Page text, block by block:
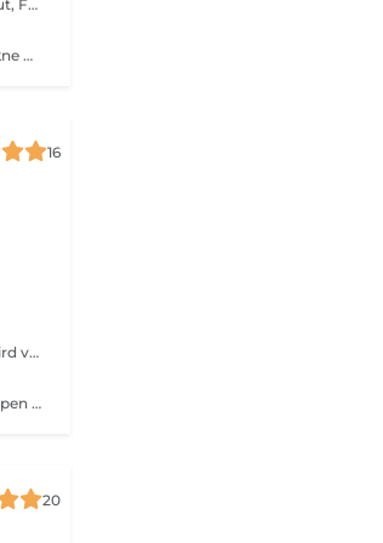
Gut geeignet für jeden Hauttyp, Aknenarben, großporige Haut, Falten, trockene Haut, Pigmentflecken. Wirkung: vermehrte Kollagen-, Elastin- und Hyaluronsäurebildung führt zu mehr Festigung und Elastizität auf natürliche Weise, verbessert die Aufnahme aller nachfolgenden Wirkstoffe Reinigung, Microneedling, Maske und Abschlusspflege *ohne Ausreinigung
Gut geeignet für junge Haut, speziell bei Unreinheiten und Akne Wirkung: Klärend, entzündungshemmend, feuchtigkeitsspendend und pflegend Vorbeugende Pflegebehandlung für junge Haut, Ausreinigung und heilende Maske für unreine Haut, kurze Massage mit Feuchtigkeitmaske bei normaler und trockener Haut *für Schüler und Studenten
16
Hylase ist ein Enzym, das Hyaluronsäure gezielt auflöst. Es wird verwendet, um unerwünschte oder überkorrigierte Filler zu entfernen und das natürliche Hautbild wiederherzustellen. Wichtig! Mindestens 14 Tage Abstand zwischen Hylase und Neuaufbau.
Die Lippenunterspritzung mit Hyaluronsäure verleiht den Lippen mehr Volumen, Definition und Frische. Natürlich wirkende Ergebnisse stehen im Fokus für ein harmonisches, gepflegtes Aussehen. Hyaluron oder auch Filler und Hyaluronsäure und genannt, ist ein wichtiger Bestandteil des Bindegewebes und ist somit ein essentieller Baustein des Körpers. Es handelt sich um ein Polysaccharid, welches in der Lage ist sehr viel Wasser zu binden Funfact: bei der Nacktmulle wird Hyaluronsäure dafür verantwortlich gemacht, dass diese so gut wie keine Tumore bekommen. Die von uns verwendete Hyaluronsäure ist vegan und wird nicht von Tieren gewonnen. Durch Hyaluron kann man einen Volumenaufbau und somit einen aufpolsternden Effekt erzielen.
20